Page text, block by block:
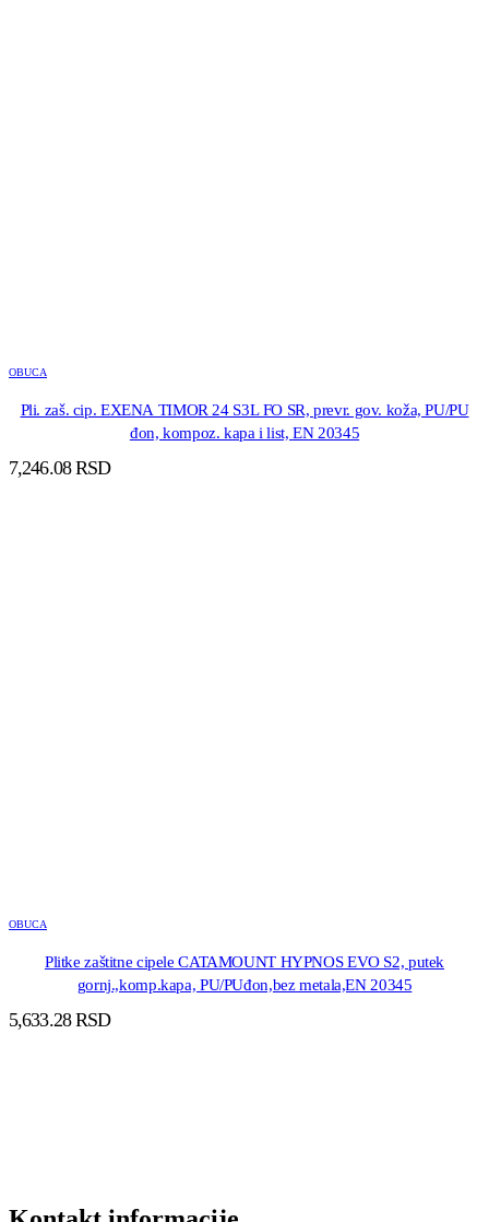
OBUCA
Pli. zaš. cip. EXENA TIMOR 24 S3L FO SR, prevr. gov. koža, PU/PU
đon, kompoz. kapa i list, EN 20345
7,246.08RSD
OBUCA
Plitke zaštitne cipele CATAMOUNT HYPNOS EVO S2, putek
gornj.,komp.kapa, PU/PUđon,bez metala,EN 20345
5,633.28RSD